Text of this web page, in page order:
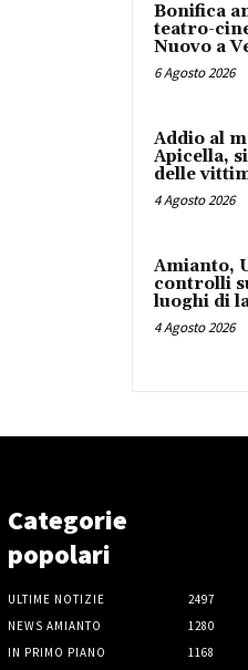
Bonifica
teatro-
Nuovo a
6 Agosto 2026
Addio al
Apicella,
delle
4 Agosto 2026
Amianto,
controlli
luoghi di
4 Agosto 2026
Categorie
popolari
ULTIME NOTIZIE
2497
NEWS AMIANTO
1280
IN PRIMO PIANO
1168